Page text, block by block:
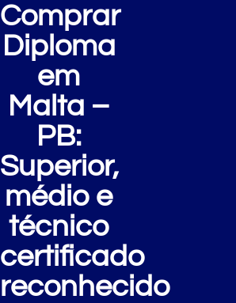
Comprar
Diploma
em
Malta –
PB:
Superior,
médio e
técnico
certificado
reconhecido